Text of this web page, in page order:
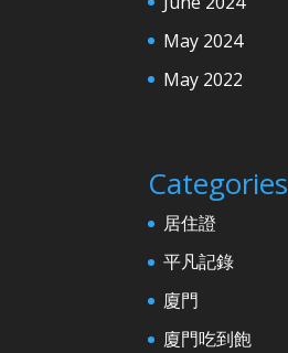
May 2024
May 2022
Categories
居住證
平凡記錄
廈門
廈門吃到飽